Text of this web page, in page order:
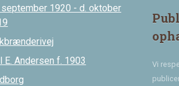
september 1920 - d. oktober
E. Andersen f. 1903
Vi